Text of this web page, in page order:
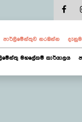
පාර්ලි‌මේන්තුව නරඹන්න
මහලේකම් කාර්යාලය